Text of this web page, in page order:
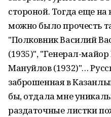
стороной. Тогда еще
можно было прочесть
"Полковник Василий
(1935)", "Генерал-
Мануйлов (1932)"…
заброшенная в
бы, отдала мне
раздаточные листки